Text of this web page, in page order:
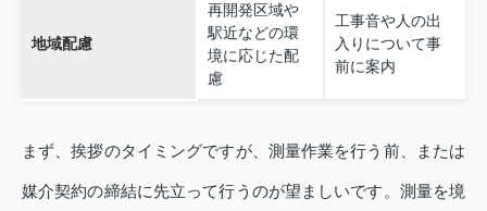
地域配慮
再開発区域や
駅近などの環
境に応じた配
慮
工事音や人の出
入りについて事
前に案内
まず、挨拶のタイミングですが、測量作業を行う前、または
媒介契約の締結に先立って行うのが望ましいです。測量を境